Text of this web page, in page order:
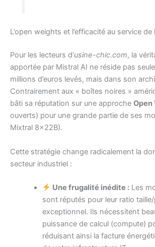
L’open weights et l’efficacité au service de
Pour les lecteurs d’usine-chic.com, la
apportée par Mistral AI ne réside pas
millions d’euros levés, mais dans son
Contrairement aux « boîtes noires »
bâti sa réputation sur une approche Open
ouverts) pour une grande partie de ses
Mixtral 8x22B).
Cette stratégie change radicalement la
secteur industriel :
Une frugalité inédite : Les
sont réputés pour leur ratio
exceptionnel. Ils nécessitent
puissance de calcul (compute)
réduisant ainsi la facture